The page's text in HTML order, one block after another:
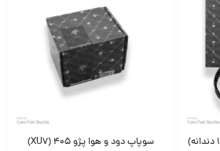
تسمه تایم پژو 206 تیپ 2 (104 دندانه)
سوپاپ دود و هوا پژو 405 (XU7)